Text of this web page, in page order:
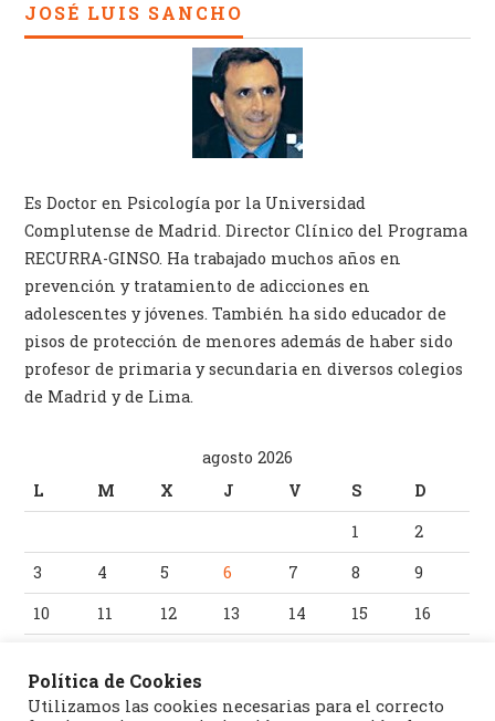
JOSÉ LUIS SANCHO
Es Doctor en Psicología por la Universidad
Complutense de Madrid. Director Clínico del Programa
RECURRA-GINSO. Ha trabajado muchos años en
prevención y tratamiento de adicciones en
adolescentes y jóvenes. También ha sido educador de
pisos de protección de menores además de haber sido
profesor de primaria y secundaria en diversos colegios
de Madrid y de Lima.
agosto 2026
L
M X J V S
D
1
2
3
4 5 6 7 8
9
10
11 12 13 14 15
16
24
25 26 28 29
Política de Cookies
Utilizamos las cookies necesarias para el correcto